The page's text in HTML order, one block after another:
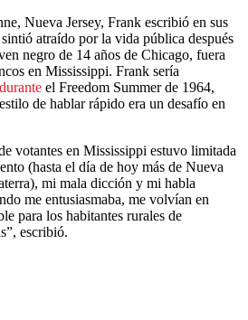
Nueva Jersey, Frank escribió en sus
atraído por la vida pública después
negro de 14 años de Chicago, fuera
en Mississippi. Frank sería
el Freedom Summer de 1964,
de hablar rápido era un desafío en
votantes en Mississippi estuvo limitada
(hasta el día de hoy más de Nueva
mi mala dicción y mi habla
me entusiasmaba, me volvían en
para los habitantes rurales de
escribió.